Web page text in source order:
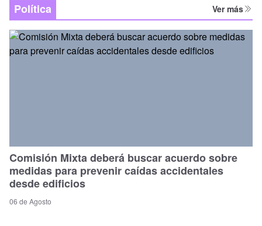
Política Ver más
Comisión Mixta deberá buscar acuerdo sobre
medidas para prevenir caídas accidentales
desde edificios
06 de Agosto